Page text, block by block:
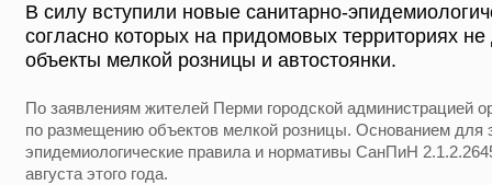
В силу вступили новые санитарно-
согласно которых на придомовых территориях
объекты мелкой розницы и автостоянки.
По заявлениям жителей Перми городской администрацией
по размещению объектов мелкой розницы. Основанием для
эпидемиологические правила и нормативы СанПиН
августа этого года.